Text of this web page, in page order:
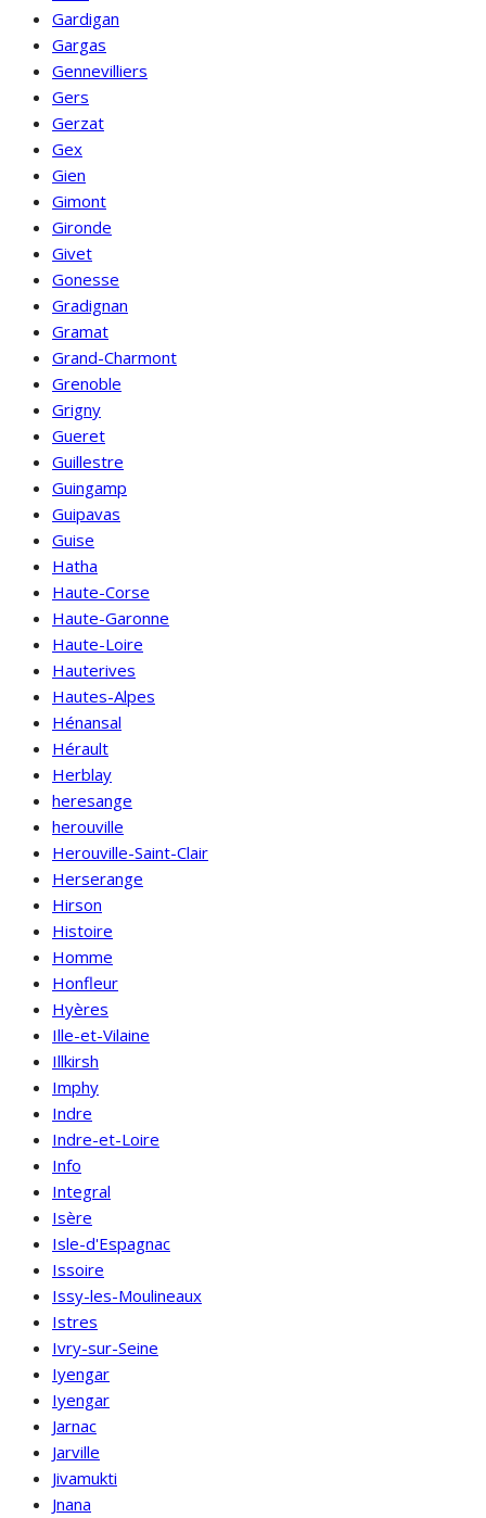
Gardigan
Gargas
Gennevilliers
Gers
Gerzat
Gex
Gien
Gimont
Gironde
Givet
Gonesse
Gradignan
Gramat
Grand-Charmont
Grenoble
Grigny
Gueret
Guillestre
Guingamp
Guipavas
Guise
Hatha
Haute-Corse
Haute-Garonne
Haute-Loire
Hauterives
Hautes-Alpes
Hénansal
Hérault
Herblay
heresange
herouville
Herouville-Saint-Clair
Herserange
Hirson
Histoire
Homme
Honfleur
Hyères
Ille-et-Vilaine
Illkirsh
Imphy
Indre
Indre-et-Loire
Info
Integral
Isère
Isle-d'Espagnac
Issoire
Issy-les-Moulineaux
Istres
Ivry-sur-Seine
Iyengar
Iyengar
Jarnac
Jarville
Jivamukti
Jnana